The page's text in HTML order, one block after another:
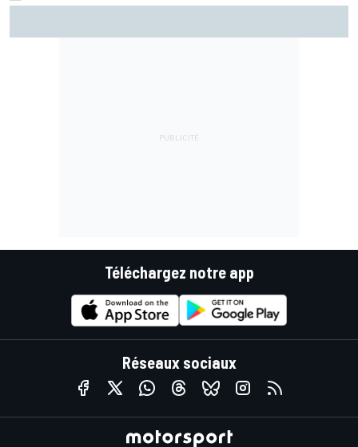
Téléchargez notre app
Réseaux sociaux